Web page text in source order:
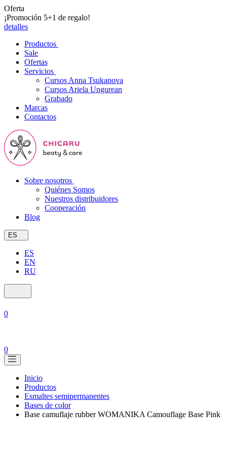
Oferta
¡Promoción 5+1 de regalo!
detalles
Productos
Sale
Ofertas
Servicios
Cursos Anna Tsukanova
Cursos Ariela Ungurean
Grabado
Marcas
Contactos
Sobre nosotros
Quiénes Somos
Nuestros distribuidores
Cooperación
Blog
ES
ES
EN
RU
0
0
Inicio
Productos
Esmaltes semipermanentes
Bases de color
Base camuflaje rubber WOMANIKA Camouflage Base Pink